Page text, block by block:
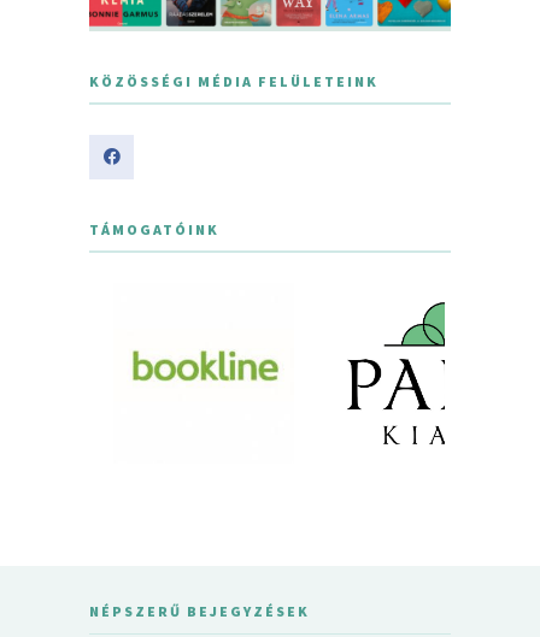
KÖZÖSSÉGI MÉDIA FELÜLETEINK
TÁMOGATÓINK
NÉPSZERŰ BEJEGYZÉSEK